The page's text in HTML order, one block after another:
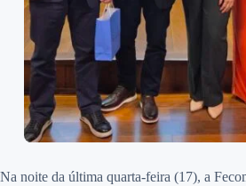
Na noite da última quarta-feira (17), a